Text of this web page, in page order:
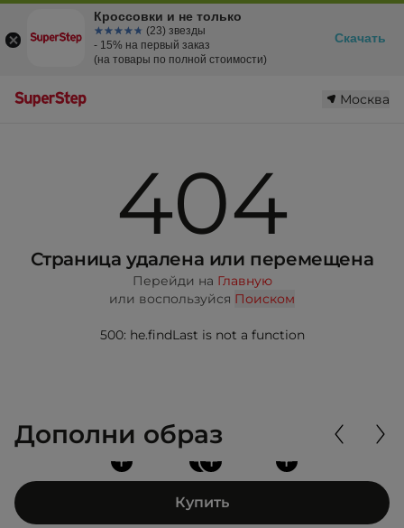
Москва
404
Страница удалена или перемещена
Перейди на Главную
или воспользуйся Поиском
500: he.findLast is not a function
Дополни образ
+
+
+ +
Купить
Кроссовки и не только
☆☆☆☆☆
★★★★★ (23) звезды
- 15% на первый заказ
(на товары по полной стоимости)
Скачать